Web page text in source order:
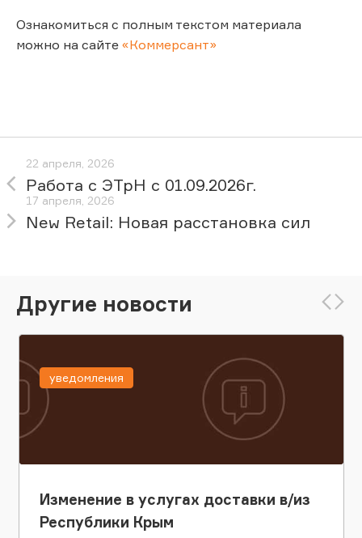
Ознакомиться с полным текстом материала
можно на сайте «Коммерсант»
22 апреля, 2026
Работа с ЭТрН с 01.09.2026г.
17 апреля, 2026
New Retail: Новая расстановка сил
Другие новости
Изменение в услугах доставки в/из
Республики Крым
уведомления